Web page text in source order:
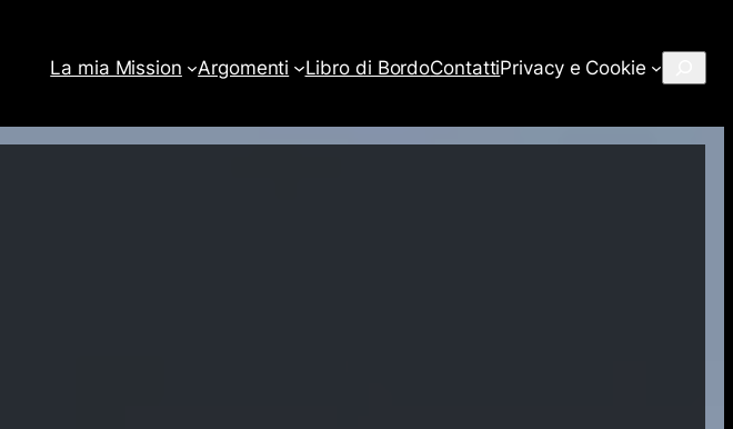
La mia Mission Argomenti Libro di BordoContattiPrivacy e Cookie